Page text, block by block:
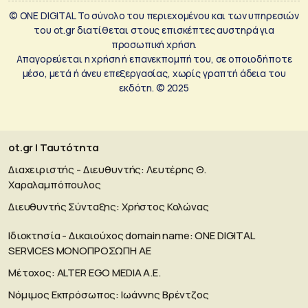
© ONE DIGITAL Το σύνολο του περιεχομένου και των υπηρεσιών
του ot.gr διατίθεται στους επισκέπτες αυστηρά για
προσωπική χρήση.
Απαγορεύεται η χρήση ή επανεκπομπή του, σε οποιοδήποτε
μέσο, μετά ή άνευ επεξεργασίας, χωρίς γραπτή άδεια του
εκδότη. © 2025
ot.gr | Ταυτότητα
Διαχειριστής - Διευθυντής: Λευτέρης Θ.
Χαραλαμπόπουλος
Διευθυντής Σύνταξης: Χρήστος Κολώνας
Ιδιοκτησία - Δικαιούχος domain name: ΟΝΕ DIGITAL
SERVICES MONOΠΡΟΣΩΠΗ ΑΕ
Μέτοχος: ALTER EGO MEDIA A.E.
Νόμιμος Εκπρόσωπος: Ιωάννης Βρέντζος